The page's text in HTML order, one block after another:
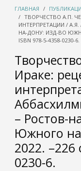
ГЛАВНАЯ
ТВОРЧЕСТВО А.П.
ИНТЕРПРЕТАЦИИ /
НА-ДОНУ: ИЗД-ВО
ISBN 978-5-4358-0230-6.
Ираке:
– Ростов-
Южного
2022. –226
0230-6.